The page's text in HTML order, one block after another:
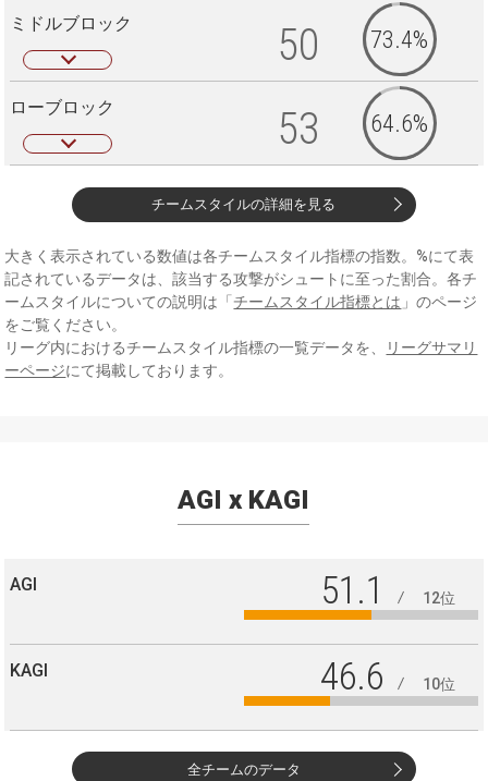
ミドルブロック 50 73.4%
ローブロック 53 64.6%
チームスタイルの詳細を見る
大きく表示されている数値は各チームスタイル指標の指数。%にて表
記されているデータは、該当する攻撃がシュートに至った割合。各チ
ームスタイルについての説明は「チームスタイル指標とは 」のページ
をご覧ください。
リーグ内におけるチームスタイル指標の一覧データを、
リーグサマリ
ーページにて掲載しております。
AGI x KAGI
AGI 51.1 12位
KAGI 46.6 10位
全チームのデータ